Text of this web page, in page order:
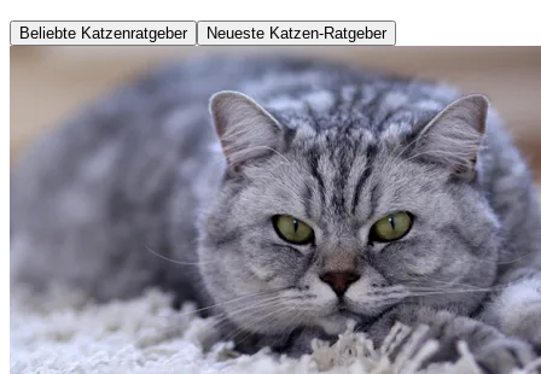
Beliebte Katzenratgeber Neueste Katzen-Ratgeber